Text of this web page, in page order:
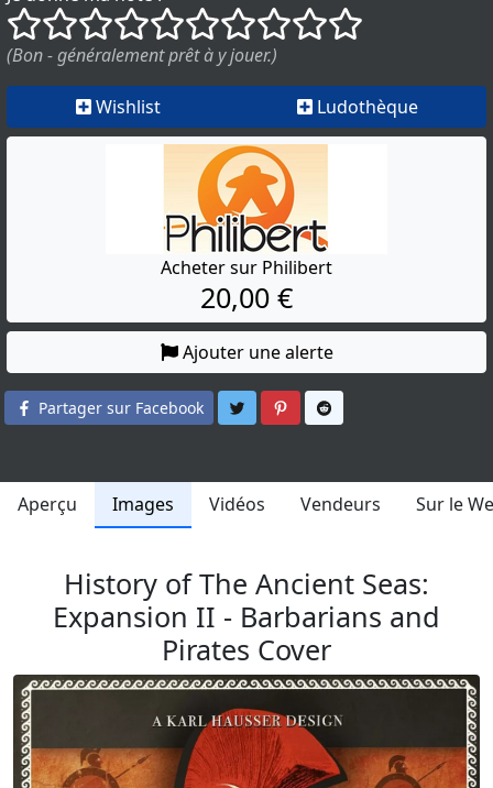
()
() () () () () () () ()
()
(Bon - généralement prêt à y jouer.)
Wishlist Ludothèque
Acheter sur Philibert
20,00 €
Ajouter une alerte
Partager sur Facebook Partager sur Twitter
Partager sur Pinterest
Aperçu Images Vidéos Vendeurs Sur le
History of The Ancient Seas:
Expansion II - Barbarians and
Pirates Cover